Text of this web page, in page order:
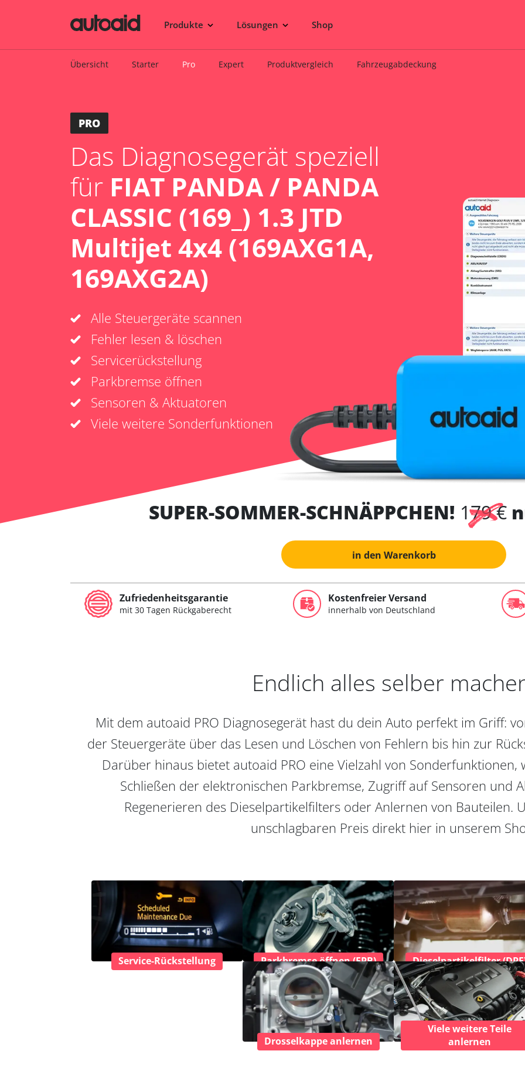
Produkte Lösungen Shop
Übersicht Starter Pro Expert Produktvergleich Fahrzeugabdeckung
PRO
Das Diagnosegerät speziell
für FIAT PANDA / PANDA
CLASSIC (169_) 1.3 JTD
Multijet 4x4 (169AXG1A,
169AXG2A)
Alle Steuergeräte scannen
Fehler lesen & löschen
Servicerückstellung
Parkbremse öffnen
Sensoren & Aktuatoren
Viele weitere Sonderfunktionen
SUPER-SOMMER-SCHNÄPPCHEN! 179 €
in den Warenkorb
Zufriedenheitsgarantie
mit 30 Tagen Rückgaberecht
Kostenfreier Versand
innerhalb von Deutschland
Endlich alles selber
Mit dem autoaid PRO Diagnosegerät hast du dein Auto perfekt im Griff:
der Steuergeräte über das Lesen und Löschen von Fehlern bis hin zur
Darüber hinaus bietet autoaid PRO eine Vielzahl von Sonderfunktionen,
Schließen der elektronischen Parkbremse, Zugriff auf Sensoren und
Regenerieren des Dieselpartikelfilters oder Anlernen von Bauteilen.
unschlagbaren Preis direkt hier in unserem
Service-Rückstellung Parkbremse öffnen (EPB) Dieselpartikelfilter
Drosselkappe anlernen
Viele weitere Teile
anlernen